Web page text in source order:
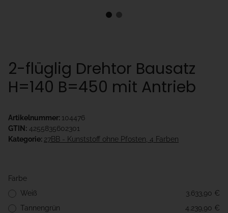
2-flüglig Drehtor Bausatz
H=140 B=450 mit Antrieb
Artikelnummer: 104476
GTIN: 4255835602301
Kategorie: 27BB - Kunststoff ohne Pfosten, 4 Farben
Farbe
Weiß
3.633,90 €
Tannengrün
4.239,90 €